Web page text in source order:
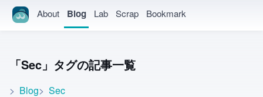
About Blog Lab Scrap Bookmark
Sec タグの記事一覧
Blog Sec